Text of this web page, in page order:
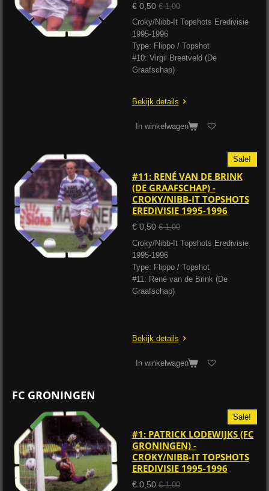
€ 0,50 € 1,00
Croky/Nibb-It Topshots Eredivisie
1995-1996
Type: Flippo / Topshot
#10: Virgil Breetveld (De
Graafschap)
Bekijk details
In winkelwagen
Sale!
#11: RENÉ VAN DE BRINK
(DE GRAAFSCHAP) -
CROKY/NIBB-IT TOPSHOTS
EREDIVISIE 1995-1996
€ 0,50 € 1,00
Croky/Nibb-It Topshots Eredivisie
1995-1996
Type: Flippo / Topshot
#11: René van de Brink (De
Graafschap)
Bekijk details
In winkelwagen
FC GRONINGEN
Sale!
#1: PATRICK LODEWIJKS (FC
GRONINGEN) -
CROKY/NIBB-IT TOPSHOTS
EREDIVISIE 1995-1996
€ 0,50 € 1,00